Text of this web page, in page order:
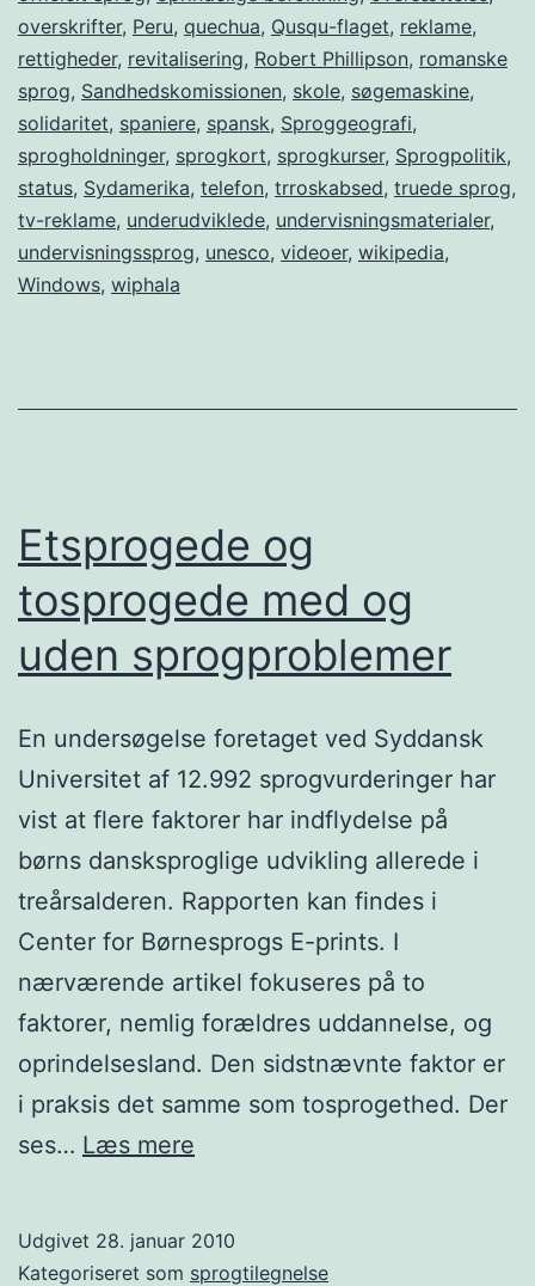
overskrifter, Peru, quechua, Qusqu-flaget, reklame,
rettigheder, revitalisering, Robert Phillipson, romanske
sprog, Sandhedskomissionen, skole, søgemaskine,
solidaritet, spaniere, spansk, Sproggeografi,
sprogholdninger, sprogkort, sprogkurser, Sprogpolitik,
status, Sydamerika, telefon, trroskabsed, truede sprog,
tv-reklame, underudviklede, undervisningsmaterialer,
undervisningssprog, unesco, videoer, wikipedia,
Windows, wiphala
Etsprogede og
tosprogede med og
uden sprogproblemer
En undersøgelse foretaget ved Syddansk
Universitet af 12.992 sprogvurderinger har
vist at flere faktorer har indflydelse på
børns dansksproglige udvikling allerede i
treårsalderen. Rapporten kan findes i
Center for Børnesprogs E-prints. I
nærværende artikel fokuseres på to
faktorer, nemlig forældres uddannelse, og
oprindelsesland. Den sidstnævnte faktor er
i praksis det samme som tosprogethed. Der
ses… Læs mere
med
Udgivet 28. januar 2010
Kategoriseret som sprogtilegnelse